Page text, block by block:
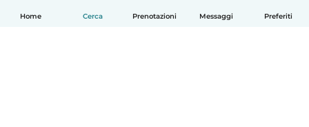
Home Cerca Prenotazioni Messaggi Preferiti